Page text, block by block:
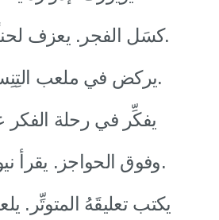
كسَل الفجر. يعزف لحناً لموتسارت.
يركض في ملعب التِنِس الجامعيِّ.
يفكِّر في رحلة الفكر
وفوق الحواجز. يقرأ نيويورك تايمز.
يكتب تعليقَهُ المتوتِّر.